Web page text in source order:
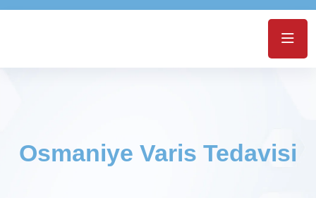
Osmaniye Varis Tedavisi